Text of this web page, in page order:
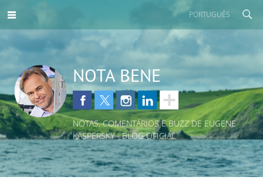
PORTUGUÊS
NOTA BENE
NOTAS, COMENTÁRIOS E BUZZ DE EUGENE
KASPERSKY - BLOG OFICIAL